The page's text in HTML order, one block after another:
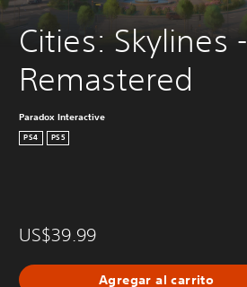
Cities: Skylines -
Remastered
Paradox Interactive
PS4 PS5
US$39.99
Agregar al carrito